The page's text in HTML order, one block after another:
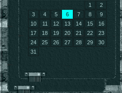
1
2
3
4 5 6 7 8
9
10
11 12 13 14 15
16
17
18 19 20 21 22
23
24
25 26 27 28 29
30
31